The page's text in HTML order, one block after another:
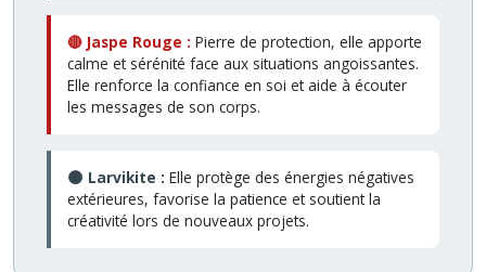
🔴 Jaspe Rouge : Pierre de protection, elle apporte
calme et sérénité face aux situations angoissantes.
Elle renforce la confiance en soi et aide à écouter
les messages de son corps.
🌑 Larvikite : Elle protège des énergies négatives
extérieures, favorise la patience et soutient la
créativité lors de nouveaux projets.